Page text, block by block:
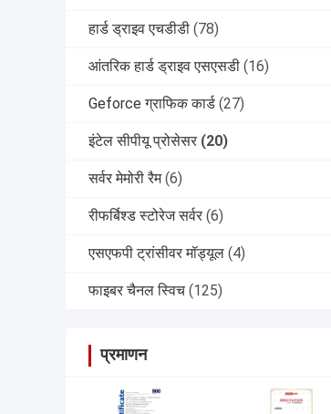
हार्ड ड्राइव एचडीडी (78)
आंतरिक हार्ड ड्राइव एसएसडी (16)
Geforce ग्राफिक कार्ड (27)
इंटेल सीपीयू प्रोसेसर (20)
सर्वर मेमोरी रैम (6)
रीफर्बिश्ड स्टोरेज सर्वर (6)
एसएफपी ट्रांसीवर मॉड्यूल (4)
फाइबर चैनल स्विच (125)
प्रमाणन